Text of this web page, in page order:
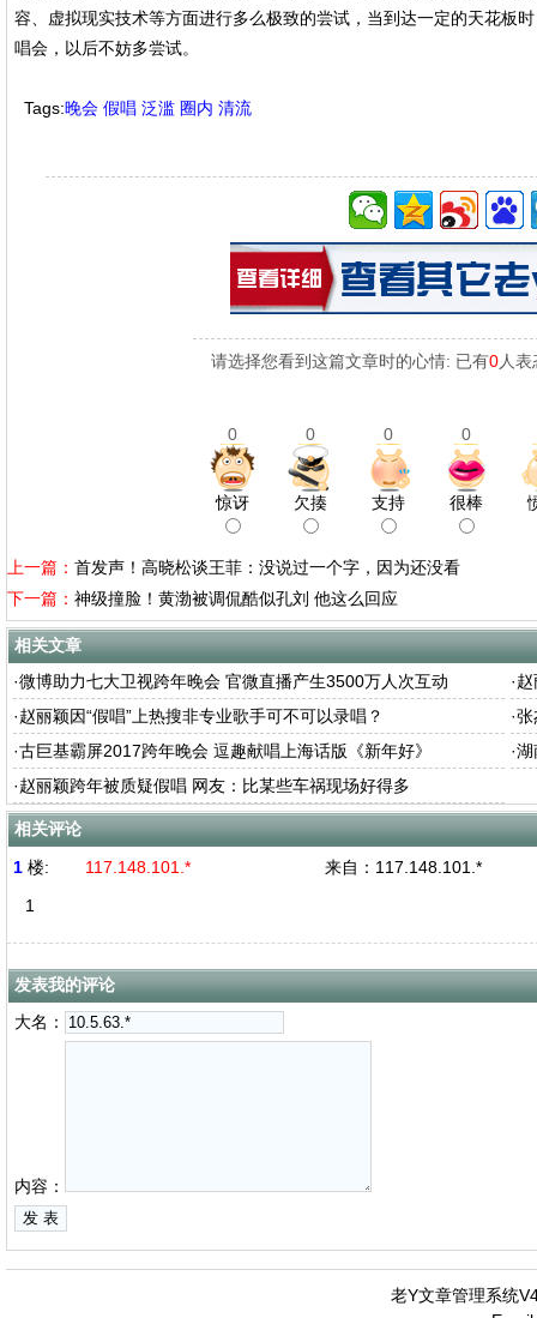
容、虚拟现实技术等方面进行多么极致的尝试，当到达一定的天花板
唱会，以后不妨多尝试。
Tags:晚会 假唱 泛滥 圈内 清流
请选择您看到这篇文章时的心情: 已有0人
0 0 0 0
惊讶 欠揍 支持 很棒
上一篇： 首发声！高晓松谈王菲：没说过一个字，因为还没看
下一篇： 神级撞脸！黄渤被调侃酷似孔刘 他这么回应
相关文章
·微博助力七大卫视跨年晚会 官微直播产生3500万人次互动 ·
·赵丽颖因“假唱”上热搜非专业歌手可不可以录唱？ ·张
·古巨基霸屏2017跨年晚会 逗趣献唱上海话版《新年好》 ·湖
·赵丽颖跨年被质疑假唱 网友：比某些车祸现场好得多
相关评论
1 楼: 117.148.101.* 来自： 117.148.101.*
1
发表我的评论
大名：
内容：
老Y文章管理系统